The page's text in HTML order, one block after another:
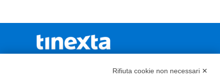
Rifiuta cookie non necessari ✕